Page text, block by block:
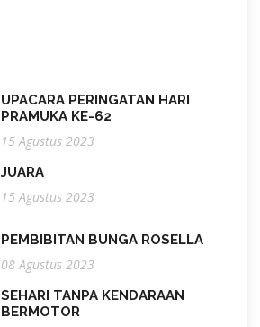
UPACARA PERINGATAN HARI
PRAMUKA KE-62
15 Agustus 2023
JUARA
15 Agustus 2023
PEMBIBITAN BUNGA ROSELLA
08 Agustus 2023
SEHARI TANPA KENDARAAN
BERMOTOR